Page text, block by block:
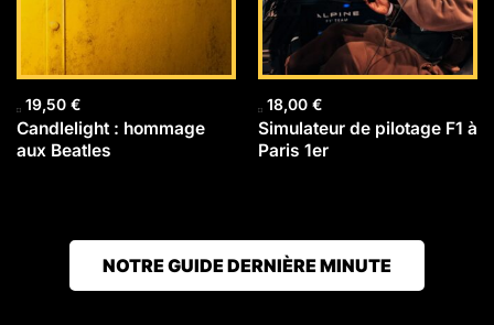
19,50 €
Candlelight : hommage
aux Beatles
18,00 €
Simulateur de pilotage F1 à
Paris 1er
NOTRE GUIDE DERNIÈRE MINUTE